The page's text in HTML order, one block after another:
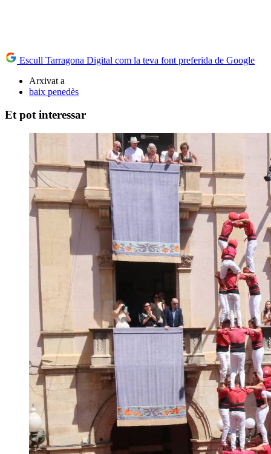
Escull Tarragona Digital com la teva font preferida de Google
Arxivat a
baix penedès
Et pot interessar